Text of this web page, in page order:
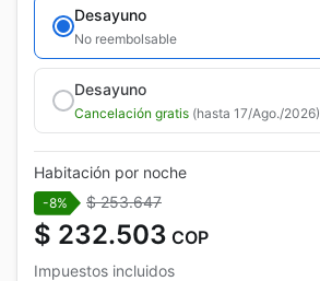
Desayuno
No reembolsable
Desayuno
Cancelación gratis (hasta 17/Ago./2026)
Habitación por noche
-8% $ 253.647
$ 232.503 COP
Impuestos incluidos